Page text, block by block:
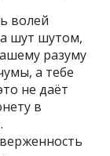
волей
шут шутом,
разуму
а тебе
не даёт
в